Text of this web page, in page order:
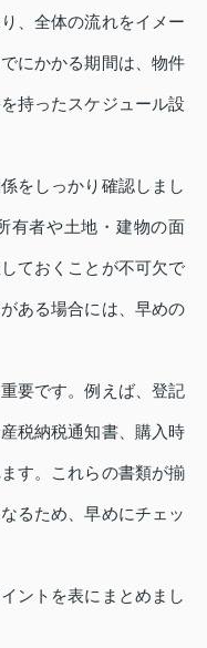
、全体の流れをイメー
にかかる期間は、物件
持ったスケジュール設
をしっかり確認しまし
有者や土地・建物の面
ておくことが不可欠で
ある場合には、早めの
要です。例えば、登記
税納税通知書、購入時
す。これらの書類が揃
るため、早めにチェッ
ントを表にまとめまし